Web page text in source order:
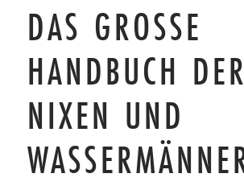
DAS GROSSE H
ANDBUCH DER N
IXEN UND W
ASSERMÄNNER